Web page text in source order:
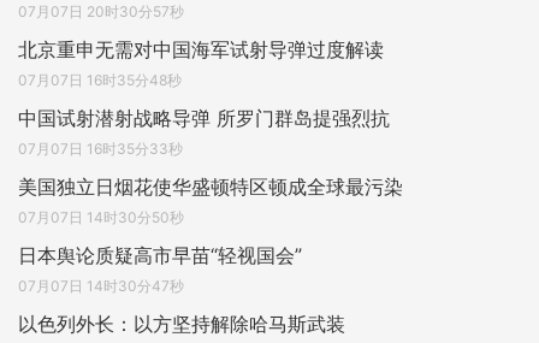
07月07日 20时30分57秒
北京重申无需对中国海军试射导弹过度解读
07月07日 16时35分48秒
中国试射潜射战略导弹 所罗门群岛提强烈抗
07月07日 16时35分33秒
美国独立日烟花使华盛顿特区顿成全球最污染
07月07日 14时30分50秒
日本舆论质疑高市早苗“轻视国会”
07月07日 14时30分47秒
以色列外长：以方坚持解除哈马斯武装